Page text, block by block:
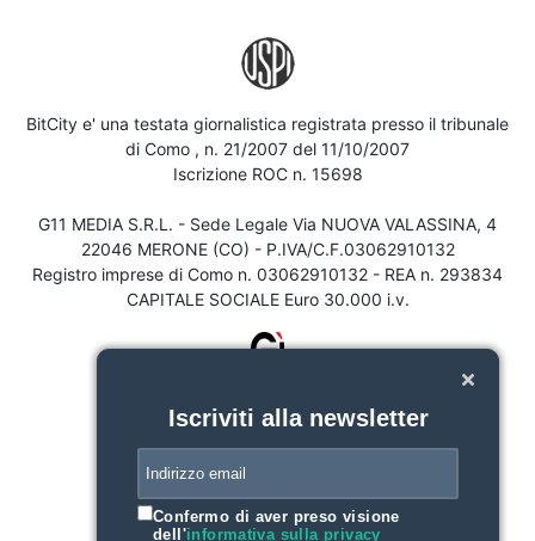
BitCity e' una testata giornalistica registrata presso il tribunale
di Como , n. 21/2007 del 11/10/2007
Iscrizione ROC n. 15698
G11 MEDIA S.R.L. - Sede Legale Via NUOVA VALASSINA, 4
22046 MERONE (CO) - P.IVA/C.F.03062910132
Registro imprese di Como n. 03062910132 - REA n. 293834
CAPITALE SOCIALE Euro 30.000 i.v.
Iscriviti alla newsletter
Confermo di aver preso visione
dell'informativa sulla privacy